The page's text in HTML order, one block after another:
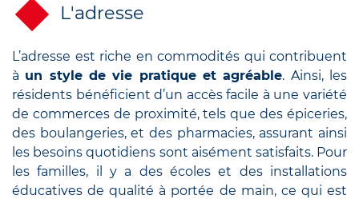
L'adresse
L’adresse est riche en commodités qui contribuent
à un style de vie pratique et agréable. Ainsi, les
résidents bénéficient d’un accès facile à une variété
de commerces de proximité, tels que des épiceries,
des boulangeries, et des pharmacies, assurant ainsi
les besoins quotidiens sont aisément satisfaits. Pour
les familles, il y a des écoles et des installations
éducatives de qualité à portée de main, ce qui est